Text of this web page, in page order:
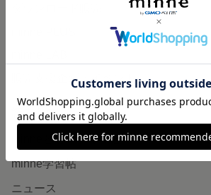
販売支援企画・イベント
読みもの
minneとものづくりと
minne学習帖
ニュース